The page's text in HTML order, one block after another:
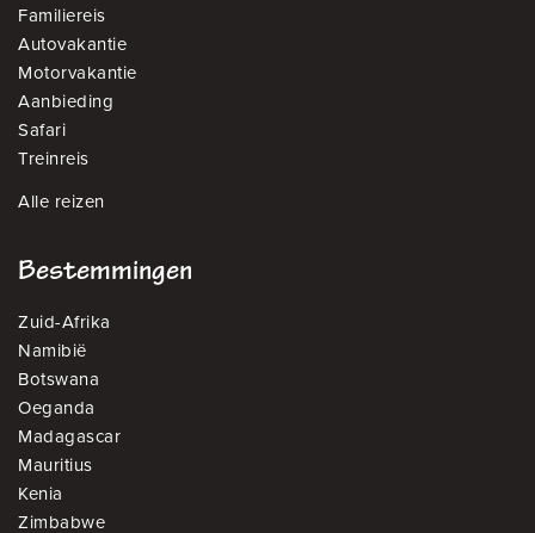
Familiereis
Autovakantie
Motorvakantie
Aanbieding
Safari
Treinreis
Alle reizen
Bestemmingen
Zuid-Afrika
Namibië
Botswana
Oeganda
Madagascar
Mauritius
Kenia
Zimbabwe